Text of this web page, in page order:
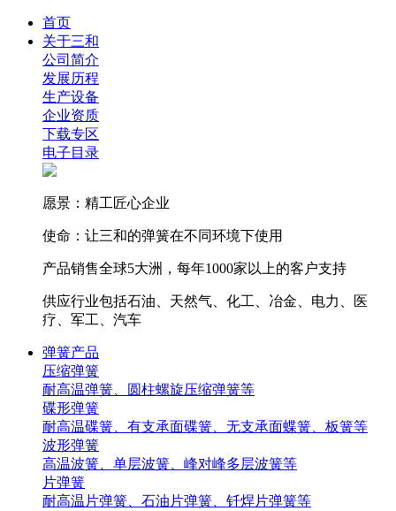
首页
关于三和
公司简介
发展历程
生产设备
企业资质
下载专区
电子目录
愿景：精工匠心企业
使命：让三和的弹簧在不同环境下使用
产品销售全球5大洲，每年1000家以上的客户支持
供应行业包括石油、天然气、化工、冶金、电力、医
疗、军工、汽车
弹簧产品
压缩弹簧
耐高温弹簧、圆柱螺旋压缩弹簧等
碟形弹簧
耐高温碟簧、有支承面碟簧、无支承面蝶簧、板簧等
波形弹簧
高温波簧、单层波簧、峰对峰多层波簧等
片弹簧
耐高温片弹簧、石油片弹簧、钎焊片弹簧等